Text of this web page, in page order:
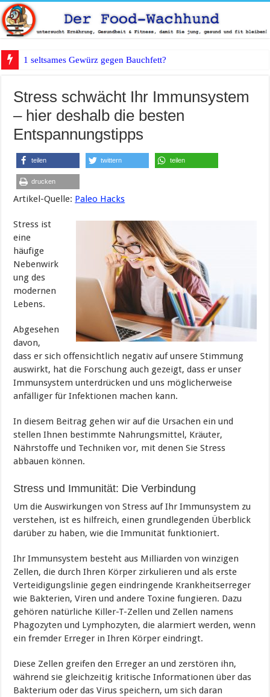
1 seltsames Gewürz gegen Bauchfett?
Stress schwächt Ihr Immunsystem
– hier deshalb die besten
Entspannungstipps
teilen twittern teilen
drucken
Artikel-Quelle: Paleo Hacks
Stress ist
eine
häufige
Nebenwirk
ung des
modernen
Lebens.
Abgesehen
davon,
dass er sich offensichtlich negativ auf unsere Stimmung
auswirkt, hat die Forschung auch gezeigt, dass er unser
Immunsystem unterdrücken und uns möglicherweise
anfälliger für Infektionen machen kann.
In diesem Beitrag gehen wir auf die Ursachen ein und
stellen Ihnen bestimmte Nahrungsmittel, Kräuter,
Nährstoffe und Techniken vor, mit denen Sie Stress
abbauen können.
Stress und Immunität: Die Verbindung
Um die Auswirkungen von Stress auf Ihr Immunsystem zu
verstehen, ist es hilfreich, einen grundlegenden Überblick
darüber zu haben, wie die Immunität funktioniert.
Ihr Immunsystem besteht aus Milliarden von winzigen
Zellen, die durch Ihren Körper zirkulieren und als erste
Verteidigungslinie gegen eindringende Krankheitserreger
wie Bakterien, Viren und andere Toxine fungieren. Dazu
gehören natürliche Killer-T-Zellen und Zellen namens
Phagozyten und Lymphozyten, die alarmiert werden, wenn
ein fremder Erreger in Ihren Körper eindringt.
Diese Zellen greifen den Erreger an und zerstören ihn,
während sie gleichzeitig kritische Informationen über das
Bakterium oder das Virus speichern, um sich daran